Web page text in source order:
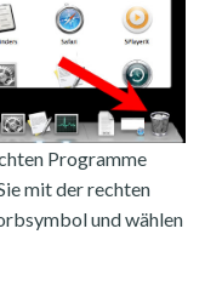
Programme
mit der rechten
und wählen